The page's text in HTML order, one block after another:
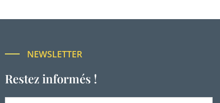
NEWSLETTER
Restez informés !